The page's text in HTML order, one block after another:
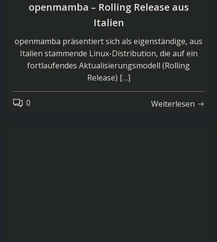
openmamba – Rolling Release aus
Italien
openmamba präsentiert sich als eigenständige, aus
Italien stammende Linux-Distribution, die auf ein
fortlaufendes Aktualisierungsmodell (Rolling
Release) […]
0 Weiterlesen